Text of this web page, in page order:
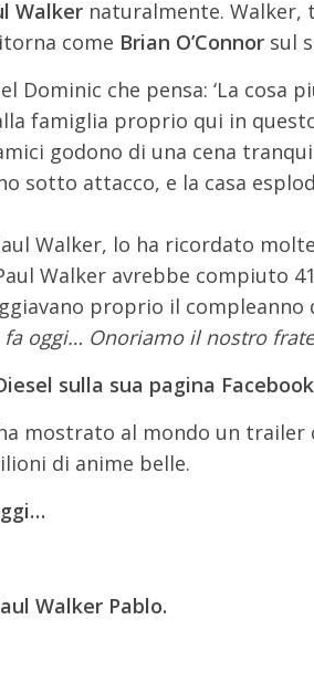
Walker naturalmente.
come Brian O’Connor sul
Dominic che pensa: ‘La cosa
famiglia proprio qui in
godono di una cena
sotto attacco, e la casa
Walker, lo ha ricordato
Walker avrebbe compiuto
proprio il compleanno
fa oggi… Onoriamo il nostro
sulla sua pagina
mostrato al mondo un trailer
di anime belle.
Walker Pablo.